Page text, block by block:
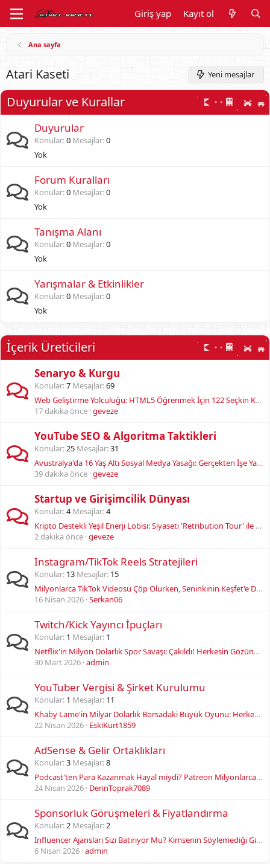
Giriş yap Kayıt ol
Ana sayfa
Atari Kaseti Yeni mesajlar
Duyurular ve Kurallar
Duyurular
Konular 0 Mesajlar 0
Yok
Forum Kuralları
Konular 0 Mesajlar 0
Yok
Tanışma Alanı
Konular 0 Mesajlar 0
Yok
Yarışmalar & Etkinlikler
Konular 0 Mesajlar 0
Yok
İçerik Üreticileri
Senaryo & Kurgu
Konular 7 Mesajlar 69
Web Geliştirme Yolculuğu: HTML5 Öğrenmek İçin 122 Seçkin Kaynak ve Rehber
17 dakika önce geveze
YouTube SEO & Algoritma Taktikleri
Konular 25 Mesajlar 31
Avustralya'da 16 Yaş Altı Sosyal Medya Yasağı: Gerçekten İşe Yarıyor mu?
39 dakika önce geveze
Startup ve Girişimcilik Dünyası
Konular 4 Mesajlar 4
Kripto Destekli Yeşil Enerji Lobisi: Siyaseti 'Retribution Tour' ile Şekillendirmek
2 dakika önce geveze
Instagram/TikTok Reels Stratejileri
Konular 13 Mesajlar 15
Milyonlarca TikTok Videosu Çöp Olurken, Seninkinin Keşfet'e Düşmesini Sağlayan 7 Psikolojik Hile!
16 Nisan 2026 Serkan06
Twitch/Kick Yayıncı İpuçları
Konular 1 Mesajlar 1
Netflix'in Milyon Dolarlık Spor Savaşı: Çakıldı! Herkesin Gözünden Kaçan Büyük Hata.
30 Mart 2026 admin
YouTuber Vergisi & Şirket Kurulumu
Konular 1 Mesajlar 11
Khaby Lame'in Milyar Dolarlık Borsadaki Büyük Oyunu: Herkes Neden Yanıldı?
22 Nisan 2026 EskiKurt1859
AdSense & Gelir Ortaklıkları
Konular 3 Mesajlar 8
Podcast'ten Para Kazanmak Hayal miydi? Patreon Milyonlarca Doları KİMLERE Saçtı, Sırrı Ne?
24 Nisan 2026 DerinToprak7089
Sponsorluk Görüşmeleri & Fiyatlandırma
Konular 2 Mesajlar 2
Influencer Ajansları Sizi Batırıyor Mu? Kimsenin Söylemediği Gizli Gerçekler!
6 Nisan 2026 admin